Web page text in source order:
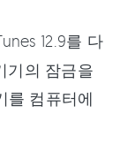
12.9를 다
기의 잠금을
를 컴퓨터에